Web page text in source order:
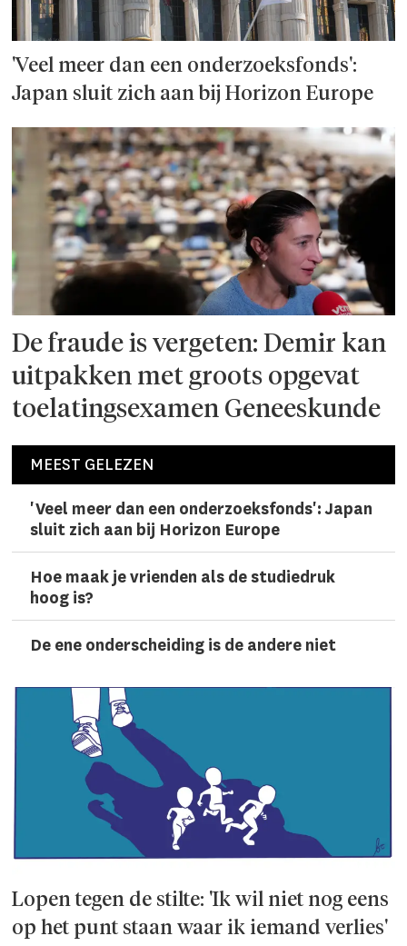
'Veel meer dan een onderzoeks­fonds':
Japan sluit zich aan bij Horizon Europe
De fraude is vergeten: Demir kan
uitpakken met groots opgevat
toelatingsexamen Geneeskunde
MEEST GELEZEN
'Veel meer dan een onderzoeks­fonds': Japan
sluit zich aan bij Horizon Europe
Hoe maak je vrienden als de studiedruk
hoog is?
De ene onderscheiding is de andere niet
Lopen tegen de stilte: 'Ik wil niet nog eens
op het punt staan waar ik iemand verlies'